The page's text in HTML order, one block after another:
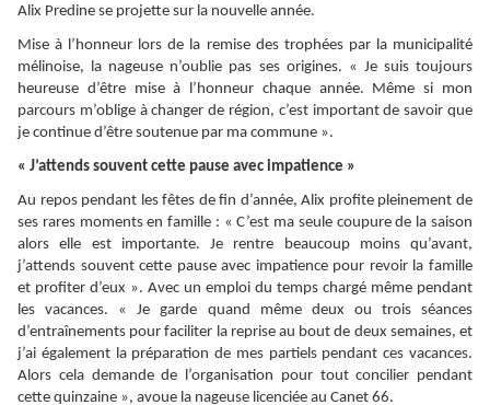
Alix Predine se projette sur la nouvelle année.
Mise à l’honneur lors de la remise des trophées par la municipalité
mélinoise, la nageuse n’oublie pas ses origines. « Je suis toujours
heureuse d’être mise à l’honneur chaque année. Même si mon
parcours m’oblige à changer de région, c’est important de savoir que
je continue d’être soutenue par ma commune ».
« J’attends souvent cette pause avec impatience »
Au repos pendant les fêtes de fin d’année, Alix profite pleinement de
ses rares moments en famille : « C’est ma seule coupure de la saison
alors elle est importante. Je rentre beaucoup moins qu’avant,
j’attends souvent cette pause avec impatience pour revoir la famille
et profiter d’eux ». Avec un emploi du temps chargé même pendant
les vacances. « Je garde quand même deux ou trois séances
d’entraînements pour faciliter la reprise au bout de deux semaines, et
j’ai également la préparation de mes partiels pendant ces vacances.
Alors cela demande de l’organisation pour tout concilier pendant
cette quinzaine », avoue la nageuse licenciée au Canet 66.